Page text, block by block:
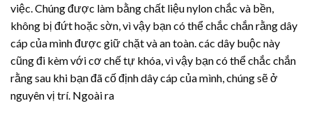
việc. Chúng được làm bằng chất liệu nylon chắc và bền,
không bị đứt hoặc sờn, vì vậy bạn có thể chắc chắn rằng dây
cáp của mình được giữ chặt và an toàn. các dây buộc này
cũng đi kèm với cơ chế tự khóa, vì vậy bạn có thể chắc chắn
rằng sau khi bạn đã cố định dây cáp của mình, chúng sẽ ở
nguyên vị trí. Ngoài ra